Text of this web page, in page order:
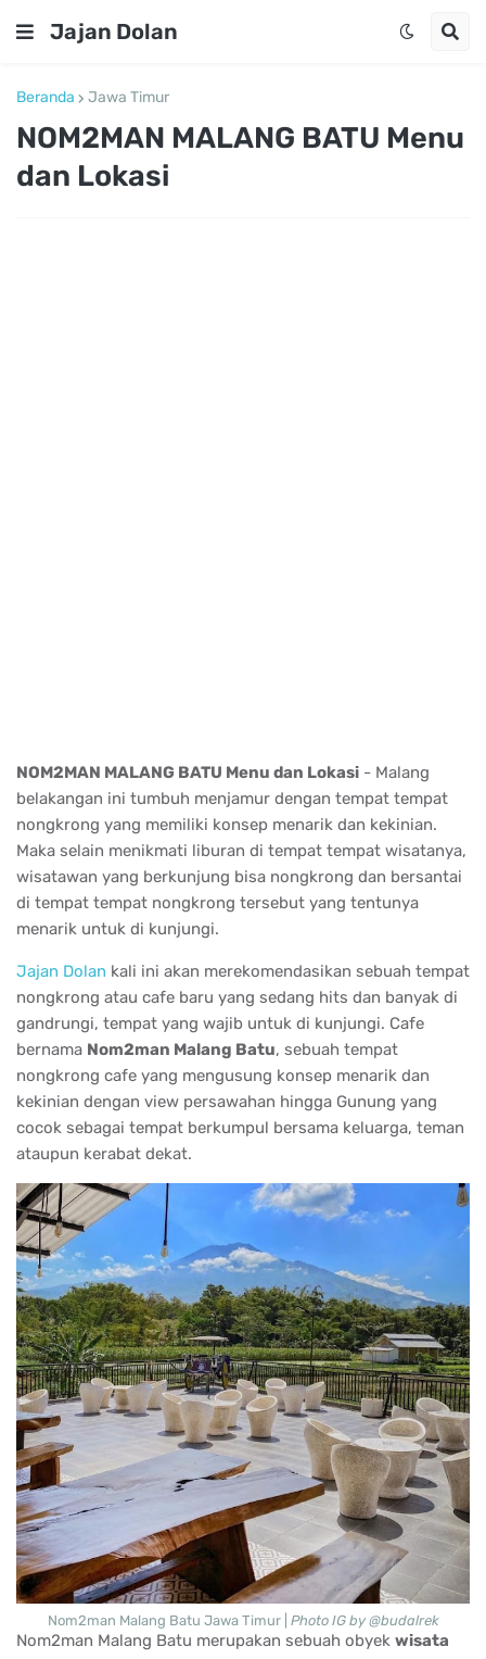
Jajan Dolan
Beranda Jawa Timur
NOM2MAN MALANG BATU Menu
dan Lokasi
NOM2MAN MALANG BATU Menu dan Lokasi - Malang
belakangan ini tumbuh menjamur dengan tempat tempat
nongkrong yang memiliki konsep menarik dan kekinian.
Maka selain menikmati liburan di tempat tempat wisatanya,
wisatawan yang berkunjung bisa nongkrong dan bersantai
di tempat tempat nongkrong tersebut yang tentunya
menarik untuk di kunjungi.
Jajan Dolan kali ini akan merekomendasikan sebuah tempat
nongkrong atau cafe baru yang sedang hits dan banyak di
gandrungi, tempat yang wajib untuk di kunjungi. Cafe
bernama Nom2man Malang Batu, sebuah tempat
nongkrong cafe yang mengusung konsep menarik dan
kekinian dengan view persawahan hingga Gunung yang
cocok sebagai tempat berkumpul bersama keluarga, teman
ataupun kerabat dekat.
Nom2man Malang Batu Jawa Timur | Photo IG by @budalrek
Nom2man Malang Batu merupakan sebuah obyek wisata